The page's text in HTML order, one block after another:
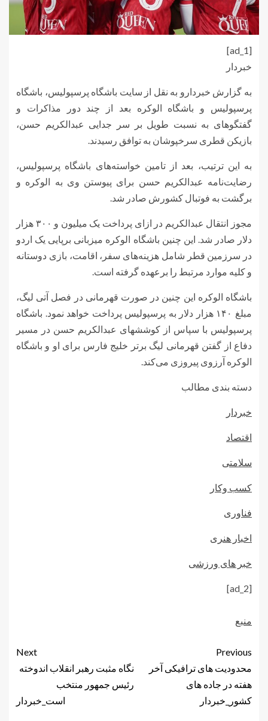
[ad_1]
خبردار
به گزارش خبردارو به نقل از سایت باشگاه پرسپولیس، باشگاه
پرسپولیس و باشگاه الوکره بعد از چند دور مذاکرات و
گفتگوهای به نسبت طویل بر سر جدایی عبدالکریم حسن،
بازیکن قطری سرخپوشان به توافق رسیدند.
به این ترتیب، بعد از تامین خواسته‌های باشگاه پرسپولیس،
رضایت‌نامه عبدالکریم حسن برای پیوستن وی به الوکره و
برگشت به فوتبال کشورش صادر شد.
مجوز انتقال عبدالکریم در ازای پرداخت یک میلیون و ۳۰۰ هزار
دلار صادر شد. این چنین باشگاه الوکره میزبانی برپایی یک اردو
در سرزمین قطر شامل هزینه‌های سفر، اقامت، بازی دوستانه
و کلیه موارد مرتبط را برعهده گرفته است.
باشگاه الوکره این چنین در صورت قهرمانی در فصل آتی لیگ،
مبلغ ۱۴۰ هزار دلار به پرسپولیس پرداخت خواهد نمود. باشگاه
پرسپولیس با سپاس از کوششهای عبدالکریم حسن در مسیر
دفاع از گفتن قهرمانی لیگ برتر خلیج فارس برای او و باشگاه
الوکره آرزوی پیروزی می‌کند.
دسته بندی مطالب
خبردار
اقتصاد
سلامتی
کسب وکار
فناوری
اخبار هنری
خبر های ورزشی
[ad_2]
منبع
Previous
محدودیت های ترافیکی آخر
هفته در جاده های
کشور_خبردار
Next
نگاه مثبت رهبر انقلاب اندوخته
رئیس جمهور منتخب
است_خبردار